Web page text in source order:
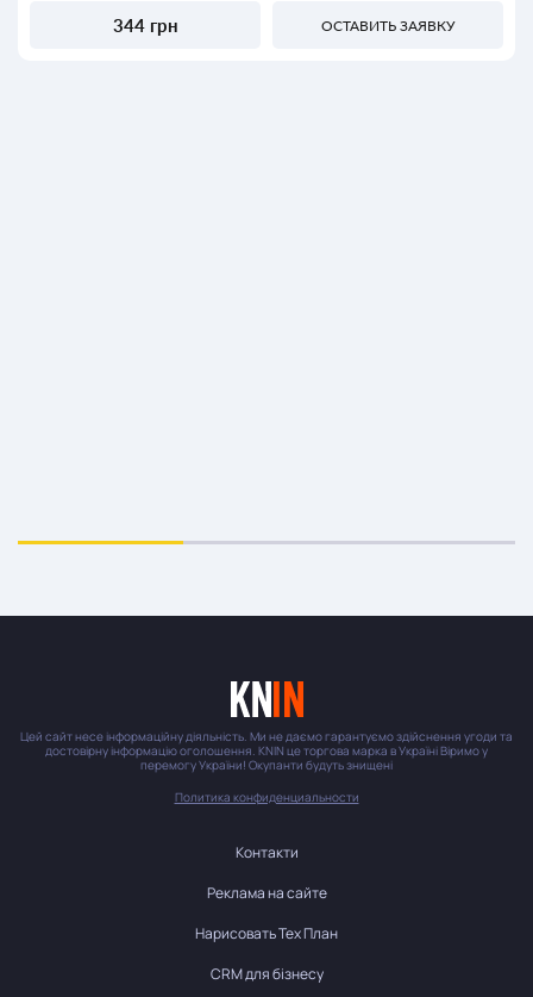
344 грн ОСТАВИТЬ ЗАЯВКУ
Цей сайт несе інформаційну діяльність. Ми не даємо гарантуємо здійснення угоди та
достовірну інформацію оголошення. KNIN це торгова марка в Україні Віримо у
перемогу України! Окупанти будуть знищені
Политика конфиденциальности
Контакти
Реклама на сайте
Нарисовать Тех План
CRM для бізнесу